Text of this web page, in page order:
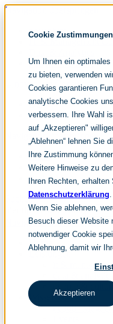
Cookie
Um Ihnen ein
zu bieten, verwenden
Cookies garantieren
analytische Cookies
verbessern. Ihre Wahl
auf „Akzeptieren"
„Ablehnen“ lehnen Sie
Ihre Zustimmung
Weitere Hinweise zu
Ihren Rechten,
Datenschutzerklärung.
Wenn Sie ablehnen,
Besuch dieser Website
notwendiger Cookie
Ablehnung, damit wir
Akzeptieren
Navigation überspringen
noventum
IT & Management
People & Culture
DE
EN
Navigation überspringen
Home
Archiv
Redaktion
Suchen
hier tippen und enter
Navigation überspringen
Home
Leistungen
it &
people &
Wissen & Events
nc360°